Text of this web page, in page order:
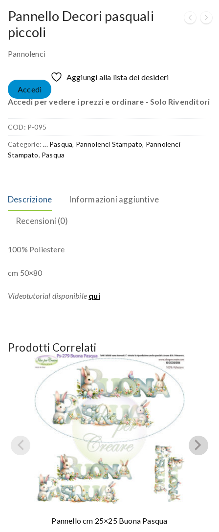
Pannello Decori pasquali
piccoli
Pannolenci
Aggiungi alla lista dei desideri
Accedi
Accedi per vedere i prezzi e ordinare - Solo Rivenditori
COD: P-095
Categorie:... Pasqua, Pannolenci Stampato, Pannolenci
Stampato, Pasqua
Descrizione Informazioni aggiuntive
Recensioni (0)
100% Poliestere
cm 50×80
Videotutorial disponibile qui
Prodotti Correlati
Pannello cm 25×25 Buona Pasqua